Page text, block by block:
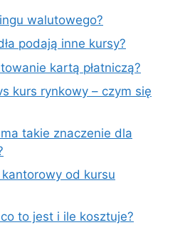
walutowego?
podają inne kursy?
kartą płatniczą?
kurs rynkowy – czym się
takie znaczenie dla
od kursu
to jest i ile kosztuje?